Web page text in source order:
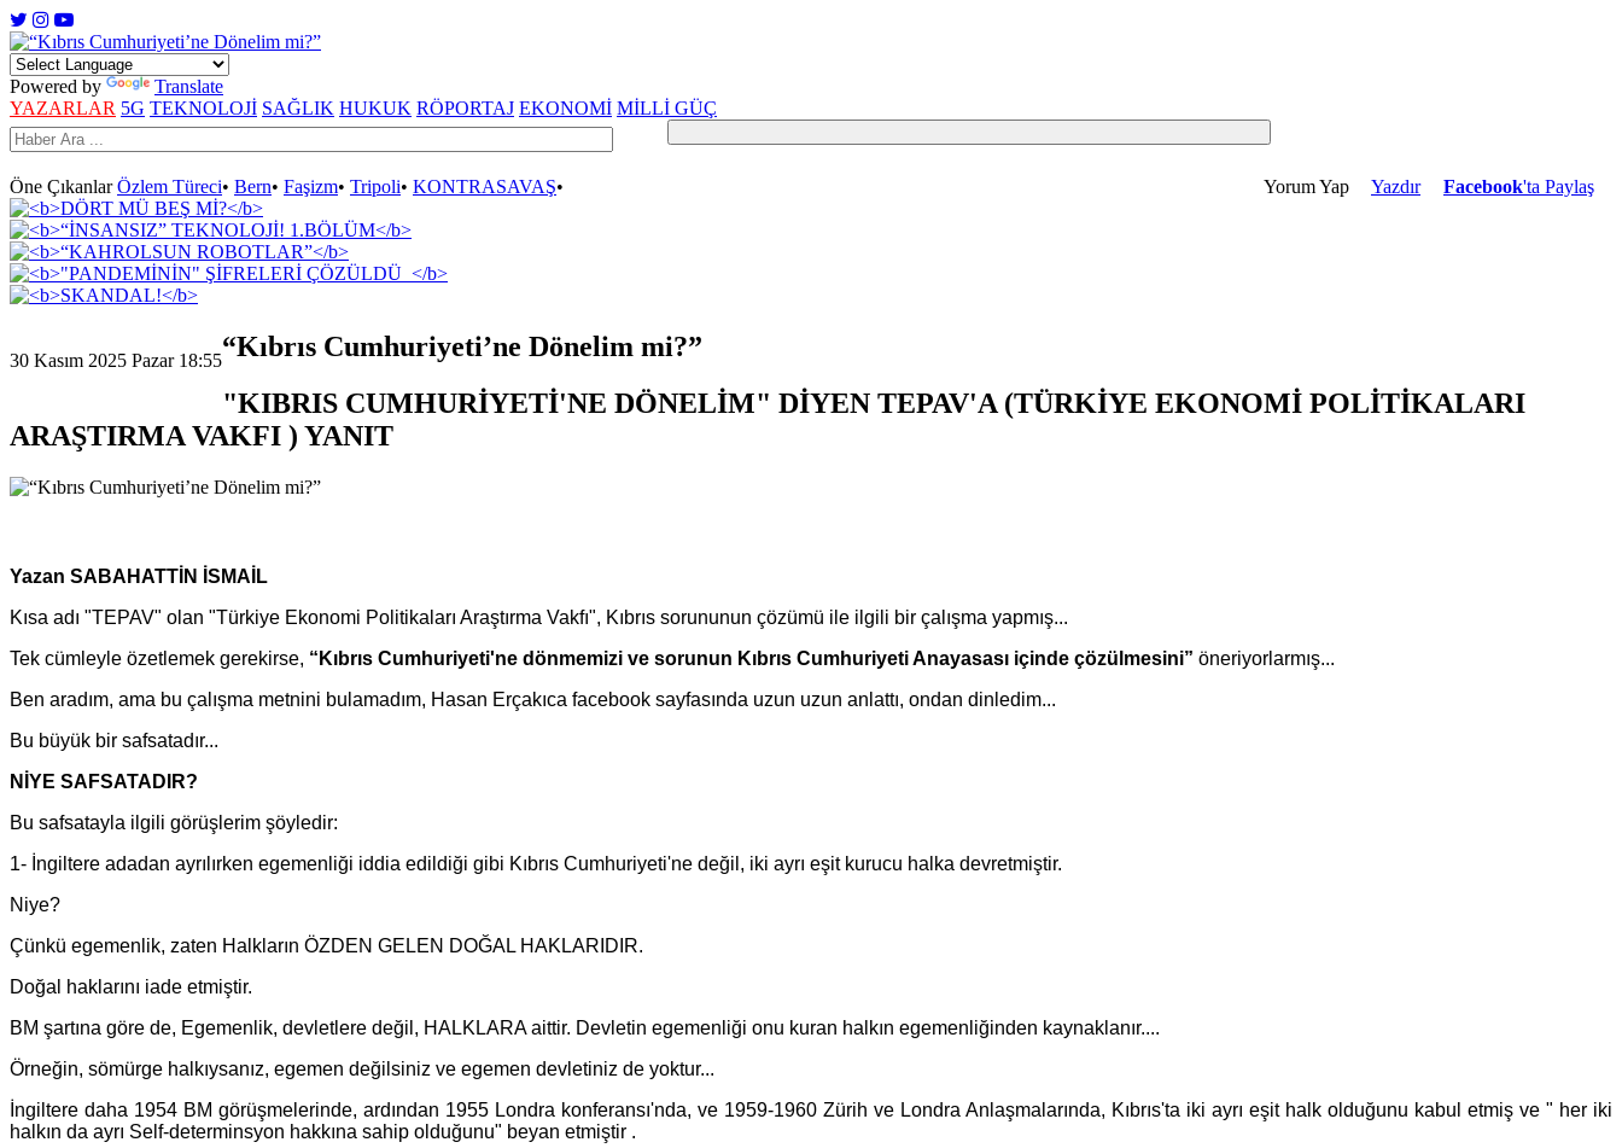
Powered by
Translate
YAZARLAR 5G TEKNOLOJİ SAĞLIK HUKUK RÖPORTAJ EKONOMİ MİLLİ GÜÇ
Yorum Yap Yazdır Facebook'ta Paylaş
Öne Çıkanlar Özlem Türeci• Bern• Faşizm• Tripoli• KONTRASAVAŞ•
30 Kasım 2025 Pazar 18:55“Kıbrıs Cumhuriyeti’ne Dönelim mi?”
"KIBRIS CUMHURİYETİ'NE DÖNELİM" DİYEN TEPAV'A (TÜRKİYE EKONOMİ POLİTİKALARI
ARAŞTIRMA VAKFI ) YANIT
Yazan SABAHATTİN İSMAİL
Kısa adı "TEPAV" olan "Türkiye Ekonomi Politikaları Araştırma Vakfı", Kıbrıs sorununun çözümü ile ilgili bir çalışma yapmış...
Tek cümleyle özetlemek gerekirse, “Kıbrıs Cumhuriyeti'ne dönmemizi ve sorunun Kıbrıs Cumhuriyeti Anayasası içinde çözülmesini” öneriyorlarmış...
Ben aradım, ama bu çalışma metnini bulamadım, Hasan Erçakıca facebook sayfasında uzun uzun anlattı, ondan dinledim...
Bu büyük bir safsatadır...
NİYE SAFSATADIR?
Bu safsatayla ilgili görüşlerim şöyledir:
1- İngiltere adadan ayrılırken egemenliği iddia edildiği gibi Kıbrıs Cumhuriyeti'ne değil, iki ayrı eşit kurucu halka devretmiştir.
Niye?
Çünkü egemenlik, zaten Halkların ÖZDEN GELEN DOĞAL HAKLARIDIR.
Doğal haklarını iade etmiştir.
BM şartına göre de, Egemenlik, devletlere değil, HALKLARA aittir. Devletin egemenliği onu kuran halkın egemenliğinden kaynaklanır....
Örneğin, sömürge halkıysanız, egemen değilsiniz ve egemen devletiniz de yoktur...
İngiltere daha 1954 BM görüşmelerinde, ardından 1955 Londra konferansı'nda, ve 1959-1960 Zürih ve Londra Anlaşmalarında, Kıbrıs'ta iki ayrı eşit halk olduğunu kabul etmiş ve " her iki
halkın da ayrı Self-determinsyon hakkına sahip olduğunu" beyan etmiştir .